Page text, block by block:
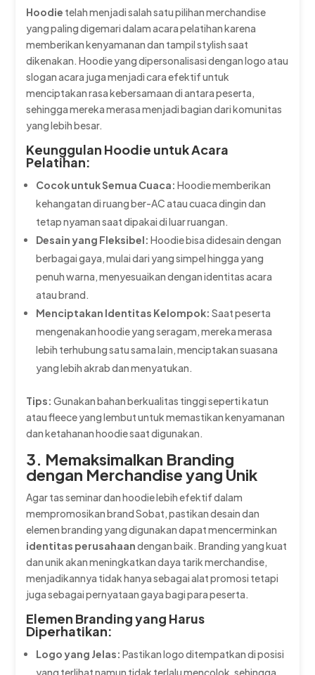
Hoodie telah menjadi salah satu pilihan merchandise
yang paling digemari dalam acara pelatihan karena
memberikan kenyamanan dan tampil stylish saat
dikenakan. Hoodie yang dipersonalisasi dengan logo atau
slogan acara juga menjadi cara efektif untuk
menciptakan rasa kebersamaan di antara peserta,
sehingga mereka merasa menjadi bagian dari komunitas
yang lebih besar.
Keunggulan Hoodie untuk Acara
Pelatihan:
Cocok untuk Semua Cuaca: Hoodie memberikan
kehangatan di ruang ber-AC atau cuaca dingin dan
tetap nyaman saat dipakai di luar ruangan.
Desain yang Fleksibel: Hoodie bisa didesain dengan
berbagai gaya, mulai dari yang simpel hingga yang
penuh warna, menyesuaikan dengan identitas acara
atau brand.
Menciptakan Identitas Kelompok: Saat peserta
mengenakan hoodie yang seragam, mereka merasa
lebih terhubung satu sama lain, menciptakan suasana
yang lebih akrab dan menyatukan.
Tips: Gunakan bahan berkualitas tinggi seperti katun
atau fleece yang lembut untuk memastikan kenyamanan
dan ketahanan hoodie saat digunakan.
3. Memaksimalkan Branding
dengan Merchandise yang Unik
Agar tas seminar dan hoodie lebih efektif dalam
mempromosikan brand Sobat, pastikan desain dan
elemen branding yang digunakan dapat mencerminkan
identitas perusahaandengan baik. Branding yang kuat
dan unik akan meningkatkan daya tarik merchandise,
menjadikannya tidak hanya sebagai alat promosi tetapi
juga sebagai pernyataan gaya bagi para peserta.
Elemen Branding yang Harus
Diperhatikan:
Logo yang Jelas: Pastikan logo ditempatkan di posisi
yang terlihat namun tidak terlalu mencolok, sehingga